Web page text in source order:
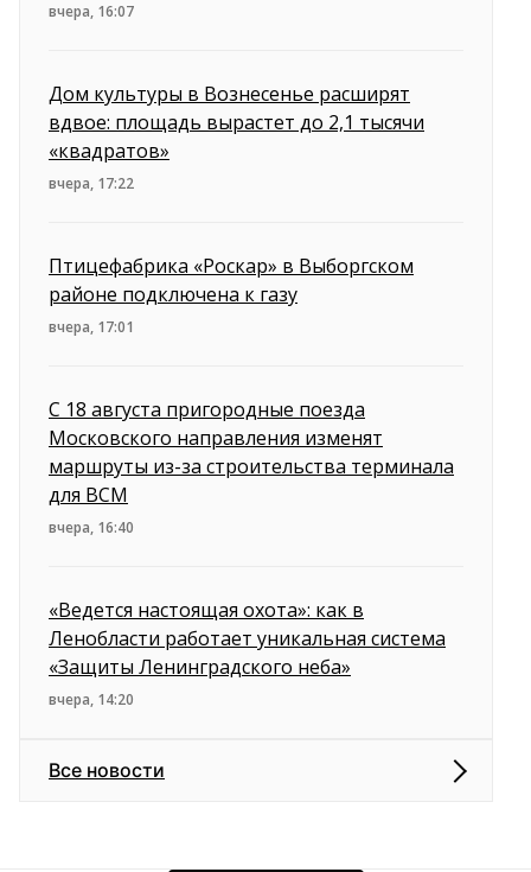
вчера, 16:07
Дом культуры в Вознесенье расширят
вдвое: площадь вырастет до 2,1 тысячи
«квадратов»
вчера, 17:22
Птицефабрика «Роскар» в Выборгском
районе подключена к газу
вчера, 17:01
С 18 августа пригородные поезда
Московского направления изменят
маршруты из-за строительства терминала
для ВСМ
вчера, 16:40
«Ведется настоящая охота»: как в
Ленобласти работает уникальная система
«Защиты Ленинградского неба»
вчера, 14:20
Все новости